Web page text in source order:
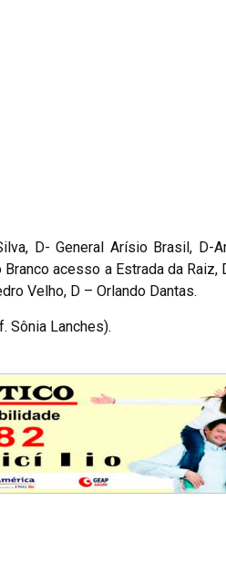
D- General Arísio Brasil, D-
acesso a Estrada da Raiz,
Velho, D – Orlando Dantas.
Sônia Lanches).